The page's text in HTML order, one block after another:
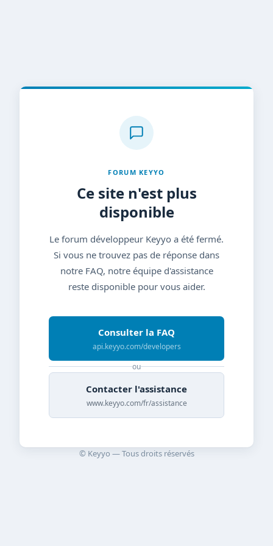
FORUM KEYYO
Ce site n'est plus
disponible
Le forum développeur Keyyo a été fermé.
Si vous ne trouvez pas de réponse dans
notre FAQ, notre équipe d'assistance
reste disponible pour vous aider.
Consulter la FAQ
api.keyyo.com/developers
ou
Contacter l'assistance
www.keyyo.com/fr/assistance
© Keyyo — Tous droits réservés